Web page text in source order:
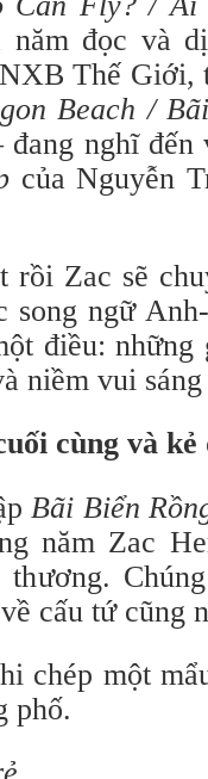
năm đọc và
Thế Giới,
Beach /
đang nghĩ
của Nguyễn
Zac sẽ
song ngữ
điều: những
niềm vui sáng
cùng và
Bãi Biển
năm Zac
cấu tứ cũng
chép một
phố.